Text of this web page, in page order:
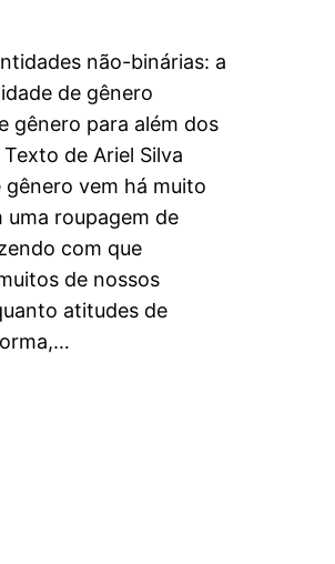
não-binárias: a
de gênero
gênero para além dos
de Ariel Silva
gênero vem há muito
uma roupagem de
com que
de nossos
atitudes de